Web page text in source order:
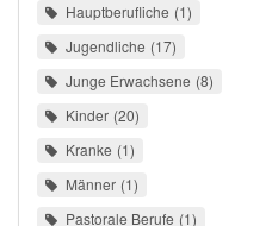
Hauptberufliche 1
Jugendliche 17
Junge Erwachsene 8
Kinder 20
Kranke 1
Männer 1
Pastorale Berufe 1